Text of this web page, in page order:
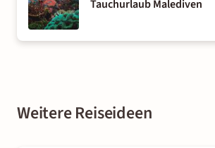
Tauchurlaub Malediven
Weitere Reiseideen